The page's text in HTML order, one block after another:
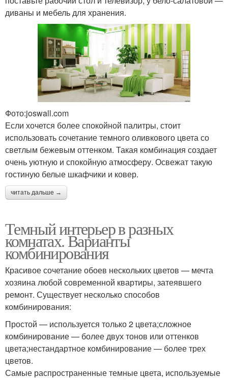
диваны и мебель для хранения.
Фото:joswall.com
Если хочется более спокойной палитры, стоит
использовать сочетание темного оливкового цвета со
светлым бежевым оттенком. Такая комбинация создает
очень уютную и спокойную атмосферу. Освежат такую
гостиную белые шкафчики и ковер.
читать дальше →
Темный интерьер в разных
комнатах. Варианты
комбинирования
Красивое сочетание обоев нескольких цветов — мечта
хозяина любой современной квартиры, затеявшего
ремонт. Существует несколько способов
комбинирования:
Простой — используется только 2 цвета;сложное
комбинирование — более двух тонов или оттенков
цвета;нестандартное комбинирование — более трех
цветов.
Самые распространенные темные цвета, используемые